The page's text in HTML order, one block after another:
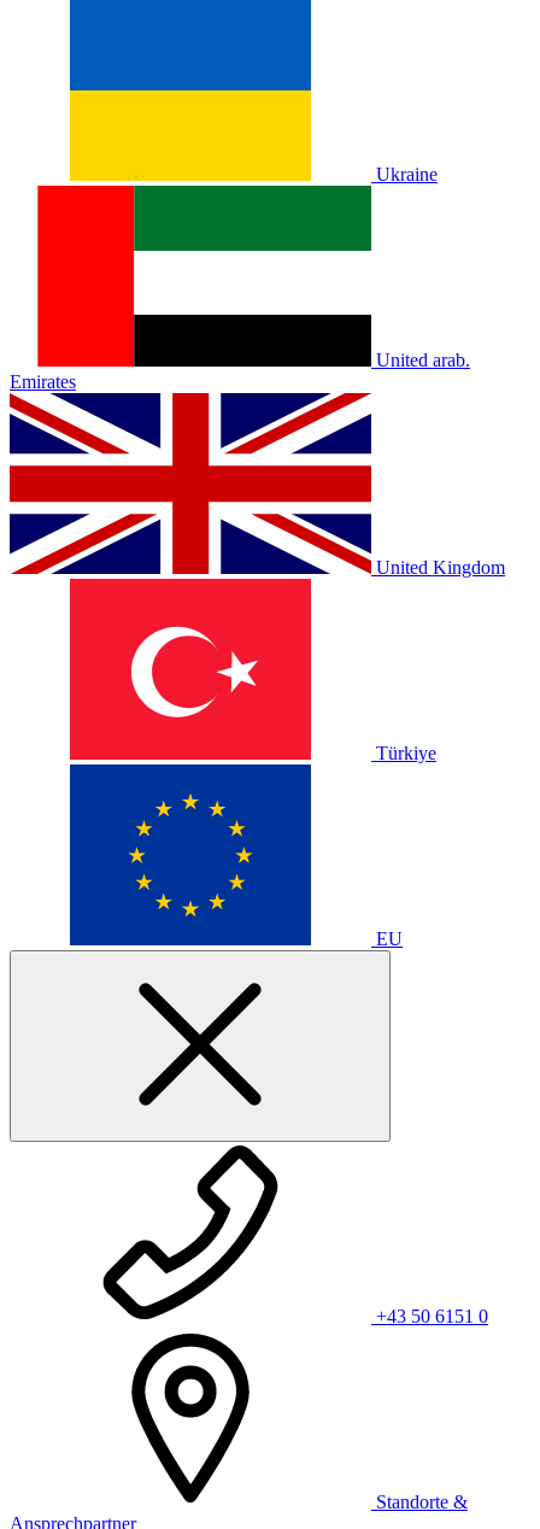
Ukraine
United arab.
Emirates
United Kingdom
Türkiye
EU
+43 50 6151 0
Standorte &
Ansprechpartner